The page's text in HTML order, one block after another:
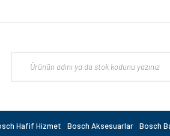
Hafif Hizmet Bosch Aksesuarlar Bosch